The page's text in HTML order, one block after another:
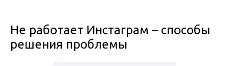
Не работает Инстаграм – способы
решения проблемы